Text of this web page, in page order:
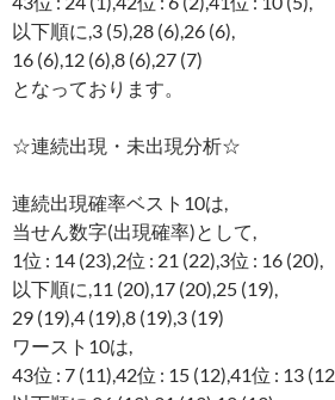
以下順に,3 (5),28 (6),26 (6),
16 (6),12 (6),8 (6),27 (7)
となっております。
☆連続出現・未出現分析☆
連続出現確率ベスト10は,
当せん数字(出現確率)として,
1位 : 14 (23),2位 : 21 (22),3位 : 16 (20),
以下順に,11 (20),17 (20),25 (19),
29 (19),4 (19),8 (19),3 (19)
ワースト10は,
43位 : 7 (11),42位 : 15 (12),41位 : 13